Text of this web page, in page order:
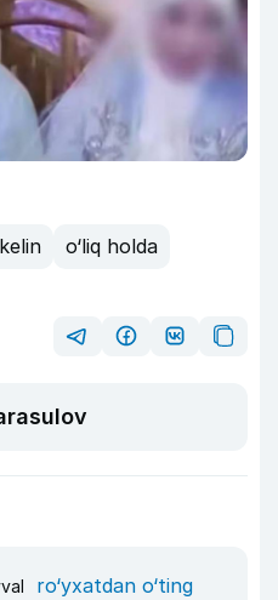
kelin
o‘liq holda
ro‘yxatdan o‘ting